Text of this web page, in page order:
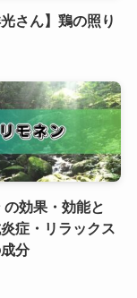
光さん】鶏の照り
の効果・効能と
症・リラックス
分